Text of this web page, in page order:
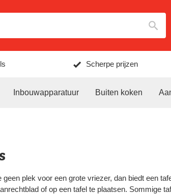
Scherpe prijzen
Inbouwapparatuur Buiten koken
plek voor een grote vriezer, dan biedt een
of op een tafel te plaatsen. Sommige